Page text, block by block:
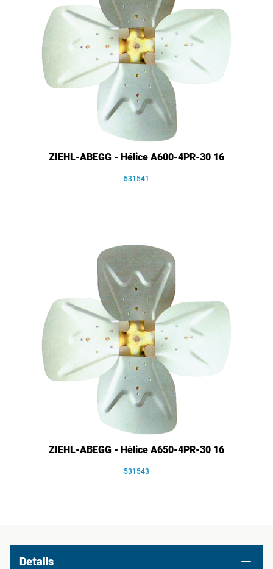
ZIEHL-ABEGG - Hélice A600-4PR-30 16
531541
ZIEHL-ABEGG - Hélice A650-4PR-30 16
531543
Details